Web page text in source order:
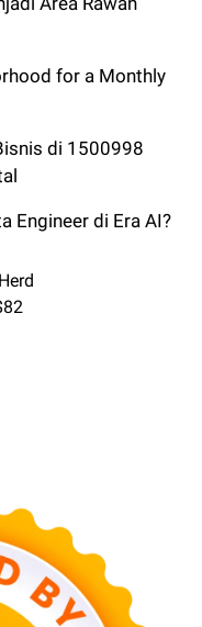
for a Monthly
di 1500998
Engineer di Era AI?